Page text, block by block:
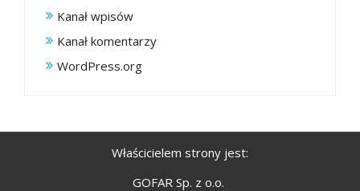
Kanał wpisów
Kanał komentarzy
WordPress.org
Właścicielem strony jest:
GOFAR Sp. z o.o.